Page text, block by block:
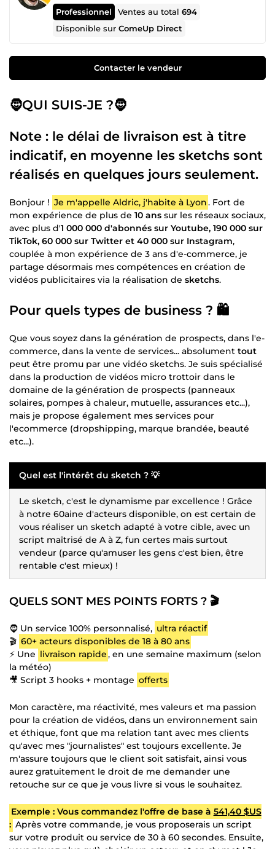
Professionnel Ventes au total694
Disponible surComeUp Direct
Contacter le vendeur
🧔QUI SUIS-JE ?🧔
Note : le délai de livraison est à titre
indicatif, en moyenne les sketchs sont
réalisés en quelques jours seulement.
Bonjour ! Je m'appelle Aldric, j'habite à Lyon. Fort de
mon expérience de plus de 10 ans sur les réseaux sociaux,
avec plus d'1 000 000 d'abonnés sur Youtube, 190 000 sur
TikTok, 60 000 sur Twitter et 40 000 sur Instagram,
couplée à mon expérience de 3 ans d'e-commerce, je
partage désormais mes compétences en création de
vidéos publicitaires via la réalisation de sketchs.
Pour quels types de business ? 🛍️
Que vous soyez dans la génération de prospects, dans l'e-
commerce, dans la vente de services... absolument tout
peut être promu par une vidéo sketchs. Je suis spécialisé
dans la production de vidéos micro trottoir dans le
domaine de la génération de prospects (panneaux
solaires, pompes à chaleur, mutuelle, assurances etc...),
mais je propose également mes services pour
l'ecommerce (dropshipping, marque brandée, beauté
etc...).
Quel est l'intérêt du sketch ? 💡
Le sketch, c'est le dynamisme par excellence ! Grâce
à notre 60aine d'acteurs disponible, on est certain de
vous réaliser un sketch adapté à votre cible, avec un
script maîtrisé de A à Z, fun certes mais surtout
vendeur (parce qu'amuser les gens c'est bien, être
rentable c'est mieux) !
QUELS SONT MES POINTS FORTS ? 🎬
🧔 Un service 100% personnalisé, ultra réactif
🎬 60+ acteurs disponibles de 18 à 80 ans
⚡ Une livraison rapide, en une semaine maximum (selon
la météo)
🎥 Script 3 hooks + montage offerts
Mon caractère, ma réactivité, mes valeurs et ma passion
pour la création de vidéos, dans un environnement sain
et éthique, font que ma relation tant avec mes clients
qu'avec mes "journalistes" est toujours excellente. Je
m'assure toujours que le client soit satisfait, ainsi vous
aurez gratuitement le droit de me demander une
retouche sur ce que je vous livre si vous le souhaitez.
Exemple : Vous commandez l'offre de base à 541,40 $US
: Après votre commande, je vous proposerais un script
sur votre produit ou service de 30 à 60 secondes. Ensuite,